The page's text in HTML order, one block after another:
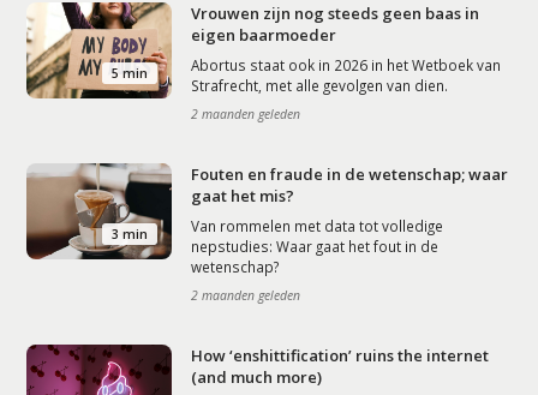
5 min
Vrouwen zijn nog steeds geen baas in
eigen baarmoeder
Abortus staat ook in 2026 in het Wetboek van
Strafrecht, met alle gevolgen van dien.
2 maanden geleden
3 min
Fouten en fraude in de wetenschap; waar
gaat het mis?
Van rommelen met data tot volledige
nepstudies: Waar gaat het fout in de
wetenschap?
2 maanden geleden
How ‘enshittification’ ruins the internet
(and much more)